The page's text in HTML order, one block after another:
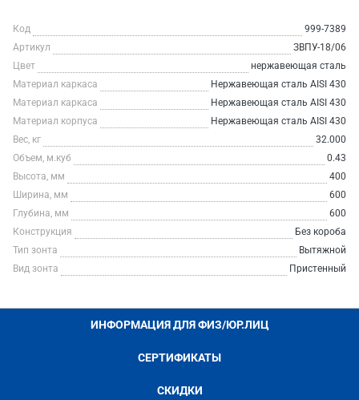
Код
999-7389
Артикул
ЗВПУ-18/06
Цвет
нержавеющая сталь
Материал каркаса
Нержавеющая сталь AISI 430
Материал каркаса
Нержавеющая сталь AISI 430
Материал корпуса
Нержавеющая сталь AISI 430
Вес, кг
32.000
Объем, м.куб
0.43
Высота, мм
400
Ширина, мм
600
Глубина, мм
600
Конструкция
Без короба
Тип зонта
Вытяжной
Вид зонта
Пристенный
ИНФОРМАЦИЯ ДЛЯ ФИЗ/ЮР.ЛИЦ
СЕРТИФИКАТЫ
СКИДКИ